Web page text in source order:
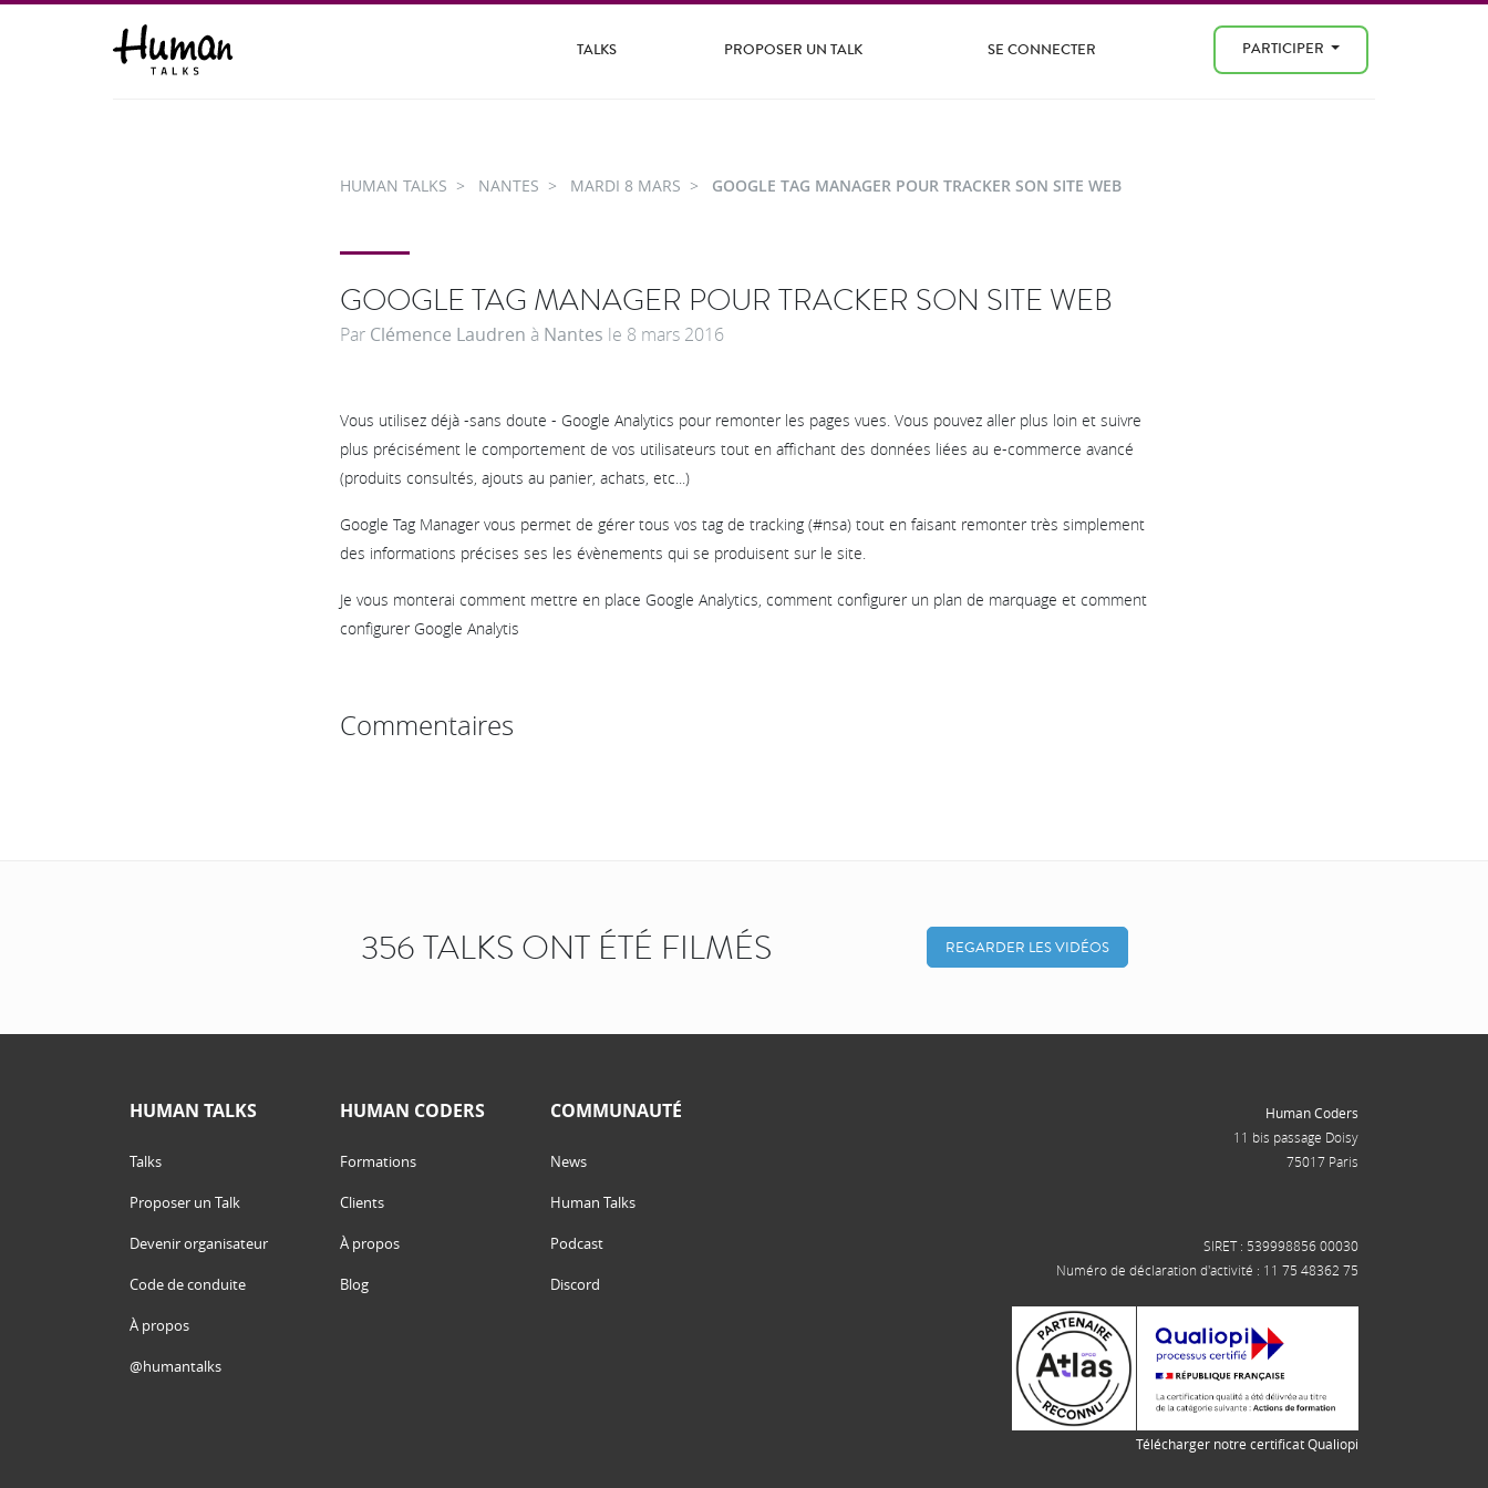
TALKS PROPOSER UN TALK SE CONNECTER PARTICIPER
HUMAN TALKS NANTES MARDI 8 MARS GOOGLE TAG MANAGER POUR TRACKER SON SITE WEB
GOOGLE TAG MANAGER POUR TRACKER SON SITE WEB
Par Clémence Laudren à Nantes le 8 mars 2016
Vous utilisez déjà -sans doute - Google Analytics pour remonter les pages vues. Vous pouvez aller plus loin et suivre
plus précisément le comportement de vos utilisateurs tout en affichant des données liées au e-commerce avancé
(produits consultés, ajouts au panier, achats, etc...)
Google Tag Manager vous permet de gérer tous vos tag de tracking (#nsa) tout en faisant remonter très simplement
des informations précises ses les évènements qui se produisent sur le site.
Je vous monterai comment mettre en place Google Analytics, comment configurer un plan de marquage et comment
configurer Google Analytis
Commentaires
356 TALKS ONT ÉTÉ FILMÉS REGARDER LES VIDÉOS
HUMAN TALKS
Talks
Proposer un Talk
Devenir organisateur
Code de conduite
À propos
@humantalks
HUMAN CODERS
Formations
Clients
À propos
Blog
COMMUNAUTÉ
News
Human Talks
Podcast
Discord
Human Coders
11 bis passage Doisy
75017 Paris
SIRET : 539998856 00030
Numéro de déclaration d'activité : 11 75 48362 75
Télécharger notre certificat Qualiopi